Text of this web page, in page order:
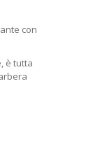
con
è tutta